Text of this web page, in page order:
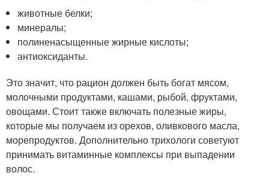
животные белки;
минералы;
полиненасыщенные жирные кислоты;
антиоксиданты.
Это значит, что рацион должен быть богат мясом,
молочными продуктами, кашами, рыбой, фруктами,
овощами. Стоит также включать полезные жиры,
которые мы получаем из орехов, оливкового масла,
морепродуктов. Дополнительно трихологи советуют
принимать витаминные комплексы при выпадении
волос.